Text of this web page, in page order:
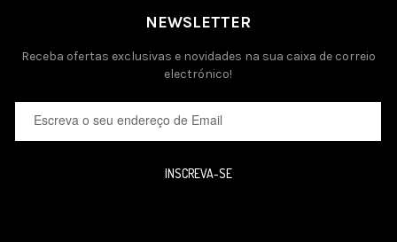
NEWSLETTER
Receba ofertas exclusivas e novidades na sua caixa de correio
electrónico!
INSCREVA-SE